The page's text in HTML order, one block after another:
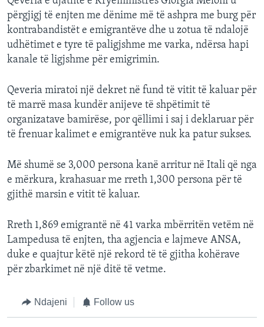
përgjigj të enjten me dënime më të ashpra me burg për
kontrabandistët e emigrantëve dhe u zotua të ndalojë
udhëtimet e tyre të paligjshme me varka, ndërsa hapi
kanale të ligjshme për emigrimin.
Qeveria miratoi një dekret në fund të vitit të kaluar për
të marrë masa kundër anijeve të shpëtimit të
organizatave bamirëse, por qëllimi i saj i deklaruar për
të frenuar kalimet e emigrantëve nuk ka patur sukses.
Më shumë se 3,000 persona kanë arritur në Itali që nga
e mërkura, krahasuar me rreth 1,300 persona për të
gjithë marsin e vitit të kaluar.
Rreth 1,869 emigrantë në 41 varka mbërritën vetëm në
Lampedusa të enjten, tha agjencia e lajmeve ANSA,
duke e quajtur këtë një rekord të të gjitha kohërave
për zbarkimet në një ditë të vetme.
Ndajeni Follow us